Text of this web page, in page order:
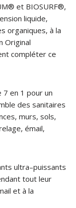
et BIOSURF®,
liquide,
organiques, à la
Original
compléter ce
7 en 1 pour un
des sanitaires
murs, sols,
émail,
ultra–puissants
tout leur
et à la